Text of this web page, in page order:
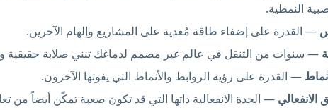
النمطية.
— القدرة على إضفاء طاقة مُعدية على المشاريع وإلهام الآخرين.
— سنوات من التنقل في عالم غير مصمم لدماغك تبني صلابة حقيقية
— القدرة على رؤية الروابط والأنماط التي يفوتها الآخرون.
— الحدة الانفعالية ذاتها التي قد تكون صعبة تمكّن أيضاً